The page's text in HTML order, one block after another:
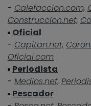
- Calefaccion.com,
Construccion.net,
Oficial
- Capitan.net,
Oficial.com
Periodista
- Medios.net,
Pescador